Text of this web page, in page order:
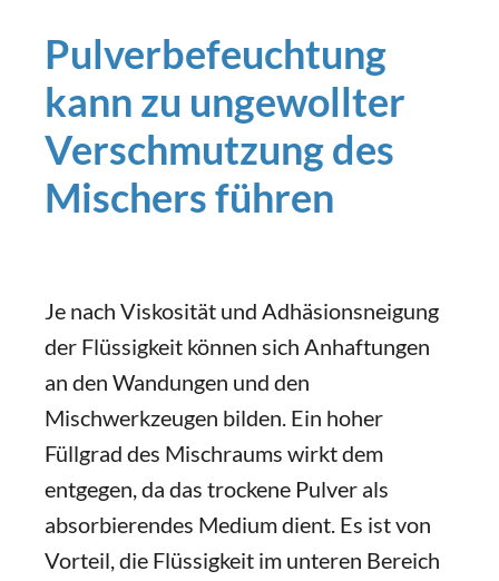
Pulverbefeuchtung
kann zu ungewollter
Verschmutzung des
Mischers führen
Je nach Viskosität und Adhäsionsneigung
der Flüssigkeit können sich Anhaftungen
an den Wandungen und den
Mischwerkzeugen bilden. Ein hoher
Füllgrad des Mischraums wirkt dem
entgegen, da das trockene Pulver als
absorbierendes Medium dient. Es ist von
Vorteil, die Flüssigkeit im unteren Bereich